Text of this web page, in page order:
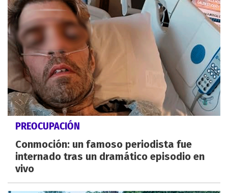
PREOCUPACIÓN
Conmoción: un famoso periodista fue
internado tras un dramático episodio en
vivo